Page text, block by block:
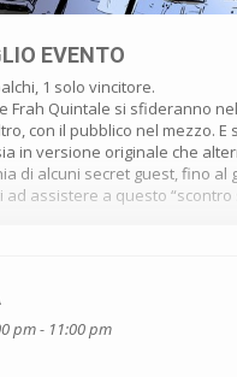
EVENTO
1 solo vincitore.
Frah Quintale si sfideranno
con il pubblico nel mezzo.
in versione originale che
di alcuni secret guest, fino al
ad assistere a questo
it-it/videos/red-
pm - 11:00 pm